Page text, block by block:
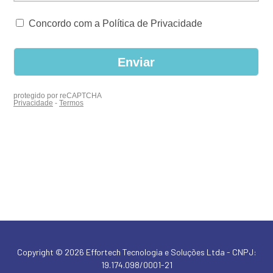
Copyright © 2026 Effortech Tecnologia e Soluções Ltda - CNPJ:
19.174.098/0001-21